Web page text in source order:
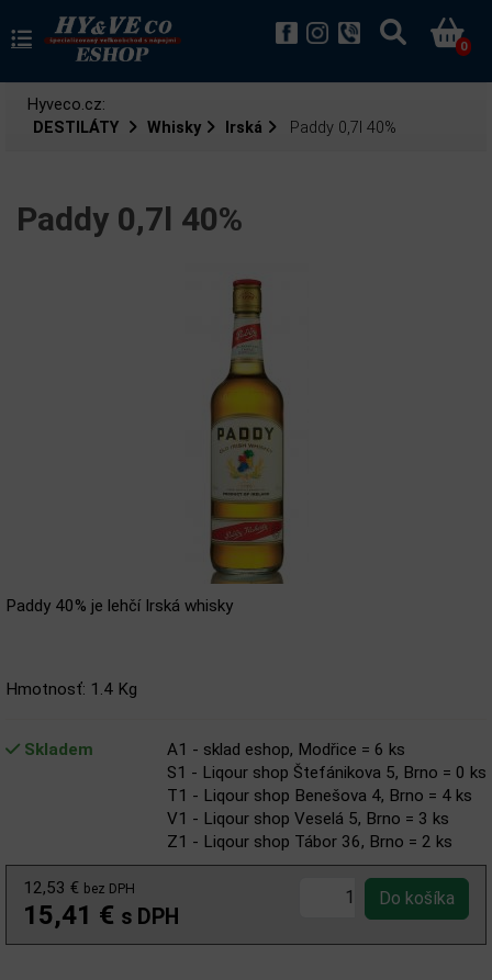
0
Hyveco.cz:
DESTILÁTY
Whisky Irská Paddy 0,7l 40%
Paddy 0,7l 40%
Paddy 40% je lehčí Irská whisky
Hmotnosť: 1.4 Kg
Skladem
A1 - sklad eshop, Modřice = 6 ks
S1 - Liqour shop Štefánikova 5, Brno = 0 ks
T1 - Liqour shop Benešova 4, Brno = 4 ks
V1 - Liqour shop Veselá 5, Brno = 3 ks
Z1 - Liqour shop Tábor 36, Brno = 2 ks
12,53 € bez DPH
15,41 € s DPH